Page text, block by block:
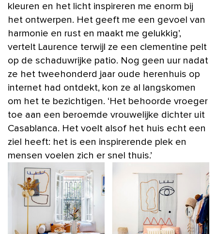
kleuren en het licht inspireren me enorm bij
het ontwerpen. Het geeft me een gevoel van
harmonie en rust en maakt me gelukkig’,
vertelt Laurence terwijl ze een clementine pelt
op de schaduwrijke patio. Nog geen uur nadat
ze het tweehonderd jaar oude herenhuis op
internet had ontdekt, kon ze al langskomen
om het te bezichtigen. ‘Het behoorde vroeger
toe aan een beroemde vrouwelijke dichter uit
Casablanca. Het voelt alsof het huis echt een
ziel heeft: het is een inspirerende plek en
mensen voelen zich er snel thuis.’